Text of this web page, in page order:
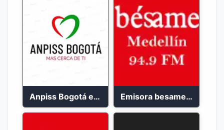
Anpiss Bogotá emisora 2023 Emisora besame medellín 2023